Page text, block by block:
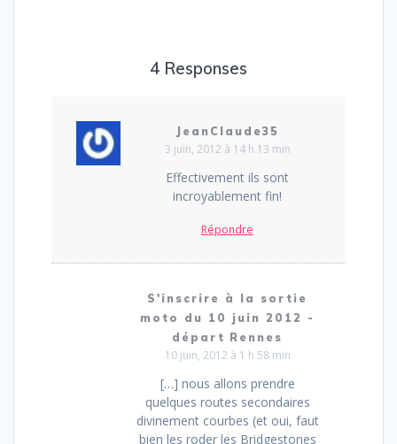
4 Responses
JeanClaude35
3 juin, 2012 à 14 h 13 min
Effectivement ils sont
incroyablement fin!
Répondre
S'inscrire à la sortie
moto du 10 juin 2012 -
départ Rennes
10 juin, 2012 à 1 h 58 min
[…] nous allons prendre
quelques routes secondaires
divinement courbes (et oui, faut
bien les roder les Bridgestones